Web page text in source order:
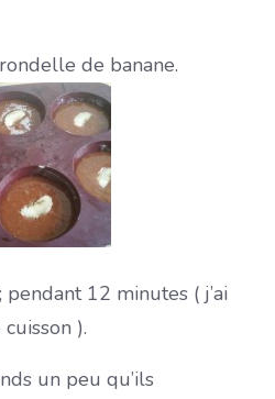
de banane.
pendant 12 minutes ( j’ai
).
un peu qu’ils